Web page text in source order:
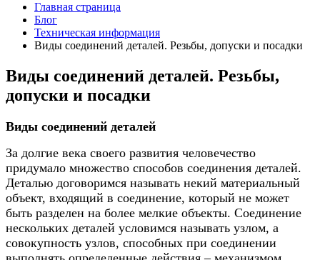
Главная страница
Блог
Техническая информация
Виды соединений деталей. Резьбы, допуски и посадки
Виды соединений деталей. Резьбы,
допуски и посадки
Виды соединений деталей
За долгие века своего развития человечество
придумало множество способов соединения деталей.
Деталью договоримся называть некий материальный
объект, входящий в соединение, который не может
быть разделен на более мелкие объекты. Соединение
нескольких деталей условимся называть узлом, а
совокупность узлов, способных при соединении